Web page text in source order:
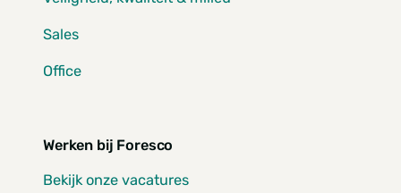
Sales
Office
Werken bij Foresco
Bekijk onze vacatures